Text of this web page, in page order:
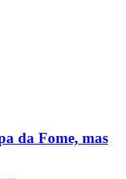
da Fome, mas